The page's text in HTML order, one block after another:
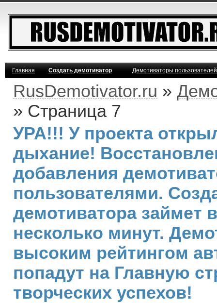
Главная Создать демотиватор Демотиваторы
RusDemotivator.ru »
» Страница 7
УРА!!! У проекта
дыхание!
добавления
пользователями.
демотиватора займет
несколько минут.
высоким рейтингом
попадут на Главную
творческих успехов!